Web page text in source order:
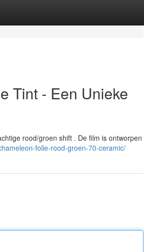
Tint - Een Unieke
rood/groen shift . De film is ontworpen
folie-rood-groen-70-ceramic/